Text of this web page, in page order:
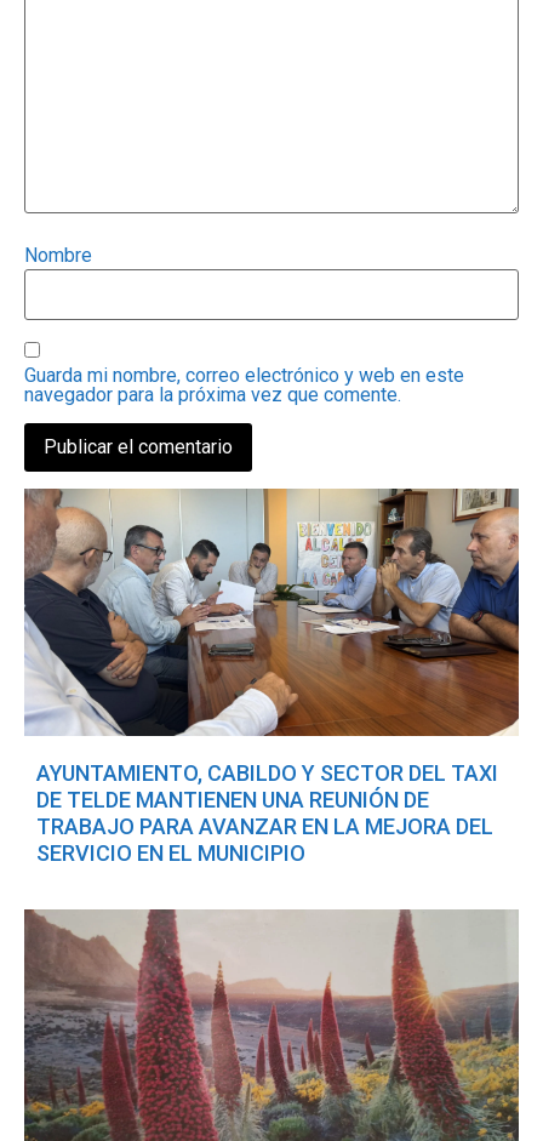
Nombre
Guarda mi nombre, correo electrónico y web en este
navegador para la próxima vez que comente.
AYUNTAMIENTO, CABILDO Y SECTOR DEL TAXI
DE TELDE MANTIENEN UNA REUNIÓN DE
TRABAJO PARA AVANZAR EN LA MEJORA DEL
SERVICIO EN EL MUNICIPIO